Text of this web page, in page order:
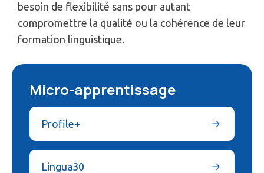
besoin de flexibilité sans pour autant
compromettre la qualité ou la cohérence de leur
formation linguistique.
Micro-apprentissage
Profile+
Lingua30